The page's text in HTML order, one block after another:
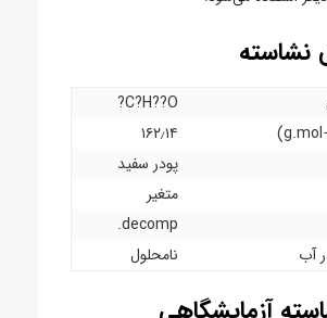
نشاسته
C?H??O?
۱۶۲٫۱۴
پودر سفید
متغیر
decomp.
آب
نامحلول
آزمایشگاهی